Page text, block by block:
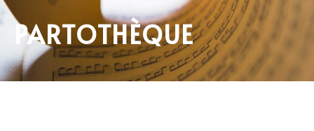
PARTOTHÈQUE